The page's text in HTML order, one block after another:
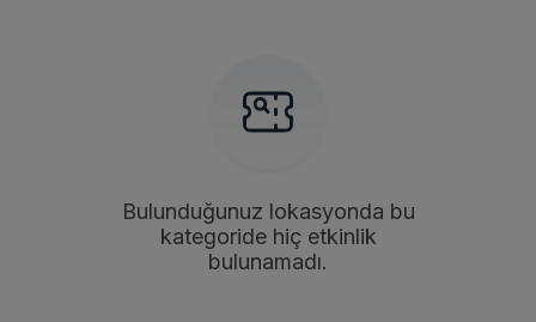
Bulunduğunuz lokasyonda bu
kategoride hiç etkinlik
bulunamadı.